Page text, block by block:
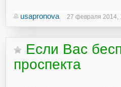
usapronova 27 февраля 2014,
Если Вас
проспекта